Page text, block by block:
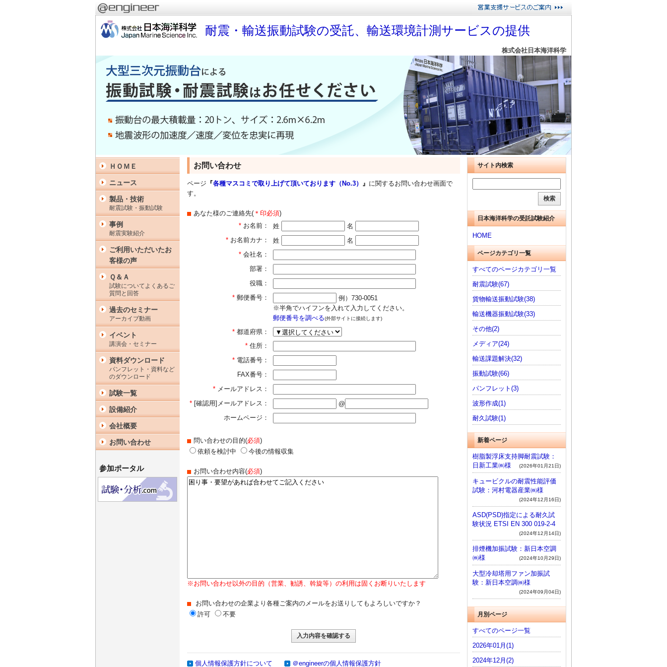
耐震・輸送振動試験の受託、輸送環境計測サービスの提供
株式会社日本海洋科学
お問い合わせ
ページ 『各種マスコミで取り上げて頂いております（No.3） 』 に関するお問い合わせ画面で
す。
あなた様のご連絡先(＊印必須)
* お名前： 姓
名
* お名前カナ： 姓
名
* 会社名：
部署：
役職：
* 郵便番号：
例）730-0051
※半角でハイフンを入れて入力してください。
郵便番号を調べる(外部サイトに接続します)
* 都道府県：
* 住所：
* 電話番号：
FAX番号：
* メールアドレス：
* [確認用]メールアドレス：
@
ホームページ：
問い合わせの目的(必須)
依頼を検討中
今後の情報収集
お問い合わせ内容(必須)
※お問い合わせ以外の目的（営業、勧誘、斡旋等）の利用は固くお断りいたします
お問い合わせの企業より各種ご案内のメールをお送りしてもよろしいですか？
許可
不要
個人情報保護方針について ＠engineerの個人情報保護方針
ＨＯＭＥ
ニュース
製品・技術
耐震試験・振動試験
事例
耐震実験紹介
ご利用いただいたお
客様の声
Ｑ＆Ａ
試験についてよくあるご
質問と回答
過去のセミナー
アーカイブ動画
イベント
講演会・セミナー
資料ダウンロード
パンフレット・資料など
のダウンロード
試験一覧
設備紹介
会社概要
お問い合わせ
参加ポータル
サイト内検索
日本海洋科学の受託試験紹介
HOME
ページカテゴリ一覧
すべてのページカテゴリ一覧
耐震試験(67)
貨物輸送振動試験(38)
輸送機器振動試験(33)
その他(2)
メディア(24)
輸送課題解決(32)
振動試験(66)
パンフレット(3)
波形作成(1)
耐久試験(1)
新着ページ
樹脂製浮床支持脚耐震試験：
日新工業㈱様
(2026年01月21日)
キュービクルの耐震性能評価
試験：河村電器産業㈱様
(2024年12月16日)
ASD(PSD)指定による耐久試
験状況 ETSI EN 300 019-2-4
(2024年12月14日)
排煙機加振試験：新日本空調
㈱様
(2024年10月29日)
大型冷却塔用ファン加振試
験：新日本空調㈱様
(2024年09月04日)
月別ページ
すべてのページ一覧
2026年01月(1)
2024年12月(2)